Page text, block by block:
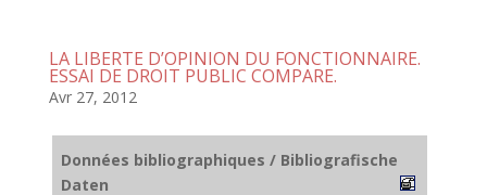
LA LIBERTE D’OPINION DU FONCTIONNAIRE.
ESSAI DE DROIT PUBLIC COMPARE.
Avr 27, 2012
Données bibliographiques / Bibliografische
Daten